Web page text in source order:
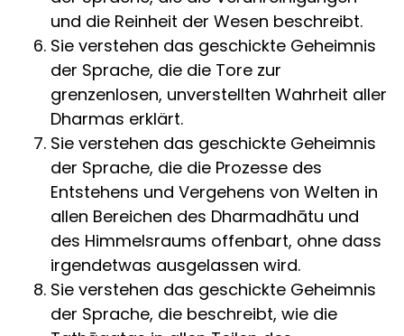
und die Reinheit der Wesen beschreibt.
Sie verstehen das geschickte Geheimnis
der Sprache, die die Tore zur
grenzenlosen, unverstellten Wahrheit aller
Dharmas erklärt.
Sie verstehen das geschickte Geheimnis
der Sprache, die die Prozesse des
Entstehens und Vergehens von Welten in
allen Bereichen des Dharmadhātu und
des Himmelsraums offenbart, ohne dass
irgendetwas ausgelassen wird.
Sie verstehen das geschickte Geheimnis
der Sprache, die beschreibt, wie die